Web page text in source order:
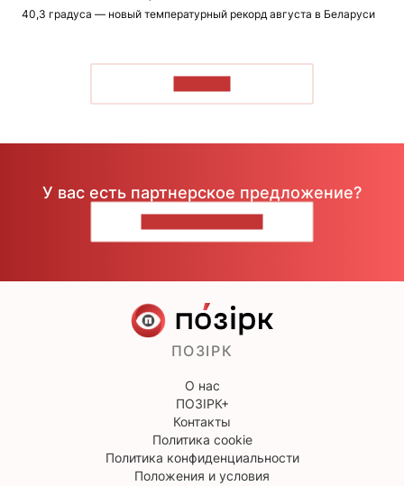
40,3 градуса — новый температурный рекорд августа в Беларуси
У вас есть партнерское предложение?
ПОЗІРК
О нас
ПОЗІРК+
Контакты
Политика cookie
Политика конфиденциальности
Положения и условия